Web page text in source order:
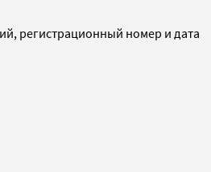
регистрационный номер и дата